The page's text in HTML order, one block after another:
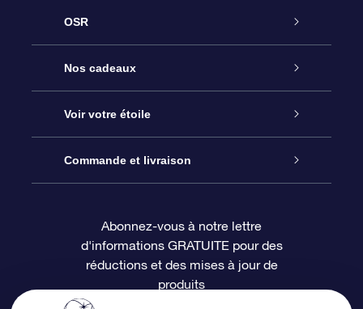
OSR
Service
À propos de l’OSR
Nous contacter
Questions fréquemment posées
Revues
Nos cadeaux
Cadeau d’étoile en ligne
Coffret cadeau OSR
Carte cadeau OSR
Cadeaux d’entreprise
Voir votre étoile
Registre des étoiles
Page d’accueil personnalisée
Commande et livraison
Informations de paiement
Informations d’expédition
Abonnez-vous à notre lettre
d'informations GRATUITE pour des
réductions et des mises à jour de
produits